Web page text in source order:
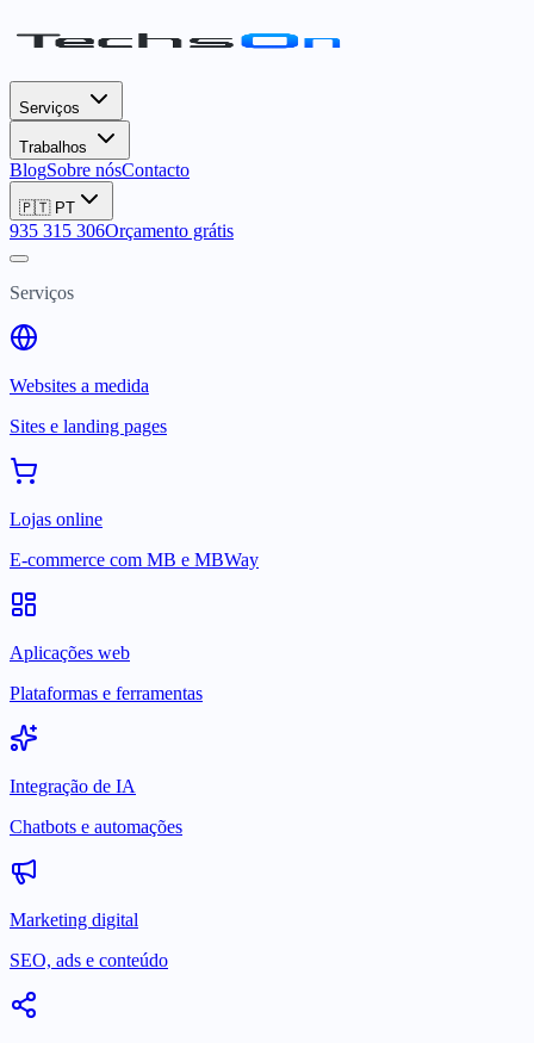
Serviços
Trabalhos
BlogSobre nósContacto
🇵🇹 PT
935 315 306Orçamento grátis
Serviços
Websites a medida
Sites e landing pages
Lojas online
E-commerce com MB e MBWay
Aplicações web
Plataformas e ferramentas
Integração de IA
Chatbots e automações
Marketing digital
SEO, ads e conteúdo